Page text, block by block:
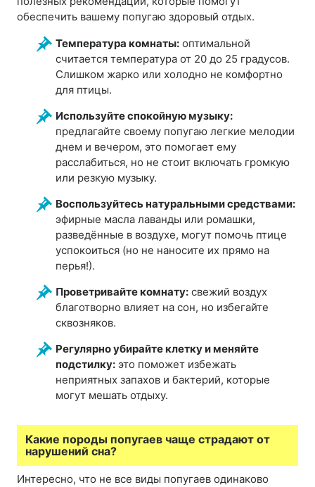
обеспечить вашему попугаю здоровый отдых.
Температура комнаты: оптимальной
считается температура от 20 до 25 градусов.
Слишком жарко или холодно не комфортно
для птицы.
Используйте спокойную музыку:
предлагайте своему попугаю легкие мелодии
днем и вечером, это помогает ему
расслабиться, но не стоит включать громкую
или резкую музыку.
Воспользуйтесь натуральными средствами:
эфирные масла лаванды или ромашки,
разведённые в воздухе, могут помочь птице
успокоиться (но не наносите их прямо на
перья!).
Проветривайте комнату: свежий воздух
благотворно влияет на сон, но избегайте
сквозняков.
Регулярно убирайте клетку и меняйте
подстилку: это поможет избежать
неприятных запахов и бактерий, которые
могут мешать отдыху.
Какие породы попугаев чаще страдают от
нарушений сна?
Интересно, что не все виды попугаев одинаково